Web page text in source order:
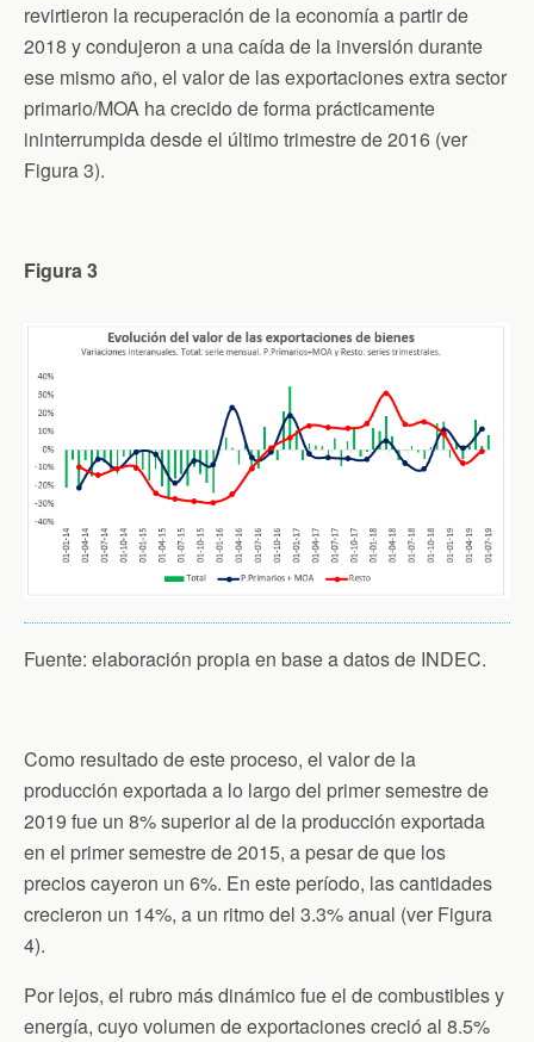
revirtieron la recuperación de la economía a partir de
2018 y condujeron a una caída de la inversión durante
ese mismo año, el valor de las exportaciones extra sector
primario/MOA ha crecido de forma prácticamente
ininterrumpida desde el último trimestre de 2016 (ver
Figura 3).
Figura 3
Fuente: elaboración propia en base a datos de INDEC.
Como resultado de este proceso, el valor de la
producción exportada a lo largo del primer semestre de
2019 fue un 8% superior al de la producción exportada
en el primer semestre de 2015, a pesar de que los
precios cayeron un 6%. En este período, las cantidades
crecieron un 14%, a un ritmo del 3.3% anual (ver Figura
4).
Por lejos, el rubro más dinámico fue el de combustibles y
energía, cuyo volumen de exportaciones creció al 8.5%